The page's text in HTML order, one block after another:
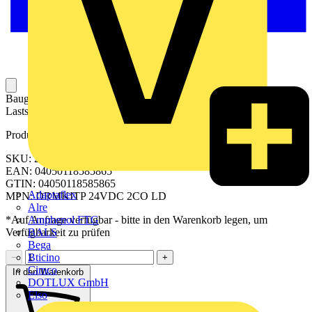
Adaptaflex
Alre
Amphenol FTG
BALS
Bega
Bticino
Cimco
DOTLUX GmbH
Elso
Baugruppe aus Steckrelais und Stecksockel. Steuerstromkreis und
Laststromkreis sind galvanisch getrennt.
Produktkennzeichen
SKU: 2576110000
EAN: 04050118585865
GTIN: 04050118585865
MPN: DRMKITP 24VDC 2CO LD
*Auf Anfrage verfügbar - bitte in den Warenkorb legen, um
Verfügbarkeit zu prüfen
−
+
In den Warenkorb